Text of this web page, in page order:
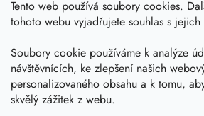
Tento web používá soubory cookies.
tohoto webu vyjadřujete souhlas s
Soubory cookie používáme k analýze
návštěvnících, ke zlepšení našich
personalizovaného obsahu a k tomu,
skvělý zážitek z webu.
Kontakty
Sledujte nás